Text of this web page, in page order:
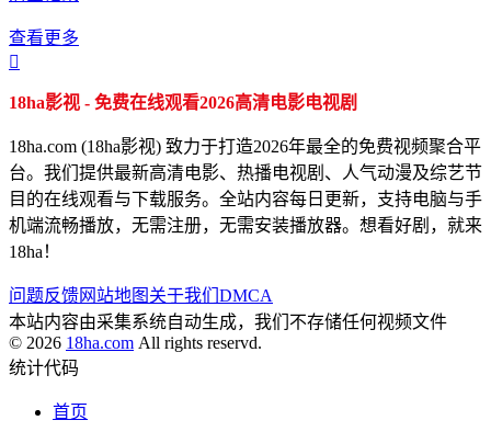
查看更多

18ha影视 - 免费在线观看2026高清电影电视剧
18ha.com (18ha影视) 致力于打造2026年最全的免费视频聚合平
台。我们提供最新高清电影、热播电视剧、人气动漫及综艺节
目的在线观看与下载服务。全站内容每日更新，支持电脑与手
机端流畅播放，无需注册，无需安装播放器。想看好剧，就来
18ha！
问题反馈网站地图 关于我们 DMCA
本站内容由采集系统自动生成，我们不存储任何视频文件
© 2026 18ha.com All rights reservd.
统计代码
首页